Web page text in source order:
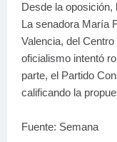
Desde la oposición,
La senadora María
Valencia, del
oficialismo intentó
parte, el Partido
calificando la
Fuente: Semana